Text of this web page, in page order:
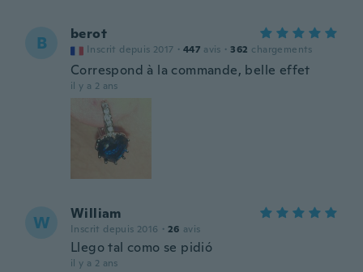
B berot
Inscrit depuis 2017 · 447 avis · 362 chargements
Correspond à la commande, belle effet
il y a 2 ans
W William
Inscrit depuis 2016 · 26 avis
Llego tal como se pidió
il y a 2 ans